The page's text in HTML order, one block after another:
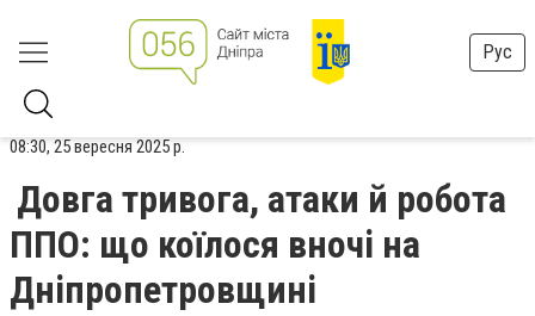
Рус
08:30, 25 вересня 2025 р.
Довга тривога, атаки й робота
ППО: що коїлося вночі на
Дніпропетровщині